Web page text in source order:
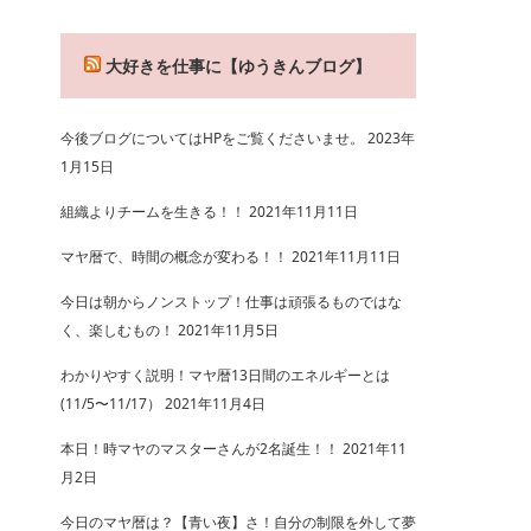
大好きを仕事に【ゆうきんブログ】
今後ブログについてはHPをご覧くださいませ。
2023年
1月15日
組織よりチームを生きる！！ 2021年11月11日
マヤ暦で、時間の概念が変わる！！ 2021年11月11日
今日は朝からノンストップ！仕事は頑張るものではな
く、楽しむもの！ 2021年11月5日
わかりやすく説明！マヤ暦13日間のエネルギーとは
(11/5〜11/17） 2021年11月4日
本日！時マヤのマスターさんが2名誕生！！ 2021年11
月2日
今日のマヤ暦は？【青い夜】さ！自分の制限を外して夢